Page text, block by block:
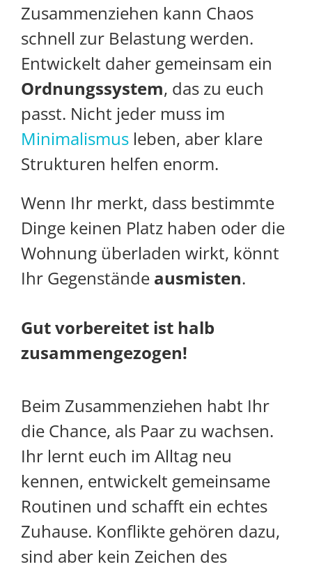
Zusammenziehen kann Chaos
schnell zur Belastung werden.
Entwickelt daher gemeinsam ein
Ordnungssystem, das zu euch
passt. Nicht jeder muss im
Minimalismus leben, aber klare
Strukturen helfen enorm.
Wenn Ihr merkt, dass bestimmte
Dinge keinen Platz haben oder die
Wohnung überladen wirkt, könnt
Ihr Gegenstände ausmisten.
Gut vorbereitet ist halb
zusammengezogen!
Beim Zusammenziehen habt Ihr
die Chance, als Paar zu wachsen.
Ihr lernt euch im Alltag neu
kennen, entwickelt gemeinsame
Routinen und schafft ein echtes
Zuhause. Konflikte gehören dazu,
sind aber kein Zeichen des